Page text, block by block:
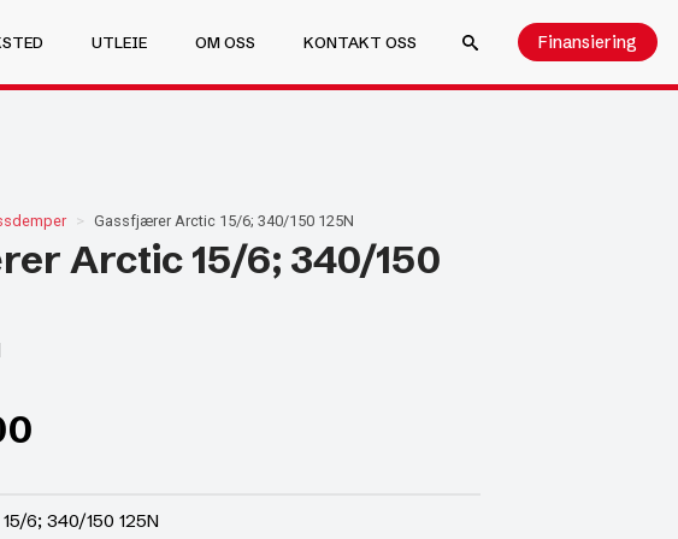
UTLEIE OM OSS
KONTAKT OSS
Finansiering
Gassfjærer Arctic 15/6; 340/150 125N
Arctic 15/6; 340/150
6; 340/150 125N